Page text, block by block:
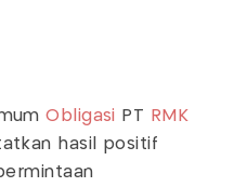
Obligasi PT
RMK
hasil positif